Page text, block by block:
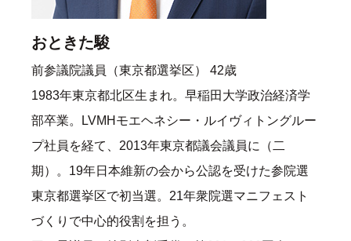
おときた駿
前参議院議員（東京都選挙区） 42歳
1983年東京都北区生まれ。早稲田大学政治経済学
部卒業。LVMHモエヘネシー・ルイヴィトングルー
プ社員を経て、2013年東京都議会議員に（二
期）。19年日本維新の会から公認を受けた参院選
東京都選挙区で初当選。21年衆院選マニフェスト
づくりで中心的役割を担う。